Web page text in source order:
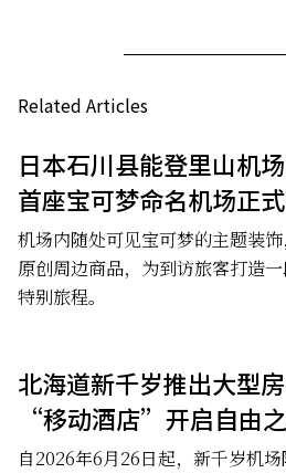
Related Articles
日本石川县能登里山机
首座宝可梦命名机场正
机场内随处可见宝可梦的主题装
原创周边商品，为到访旅客打造
特别旅程。
北海道新千岁推出大型
“移动酒店”开启自由
自2026年6月26日起，新千岁机